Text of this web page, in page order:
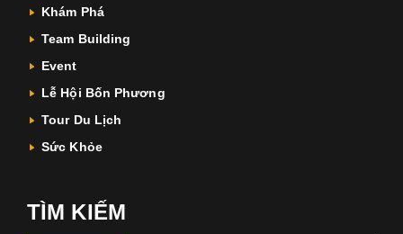
Khám Phá
Team Building
Event
Lễ Hội Bốn Phương
Tour Du Lịch
Sức Khỏe
TÌM KIẾM